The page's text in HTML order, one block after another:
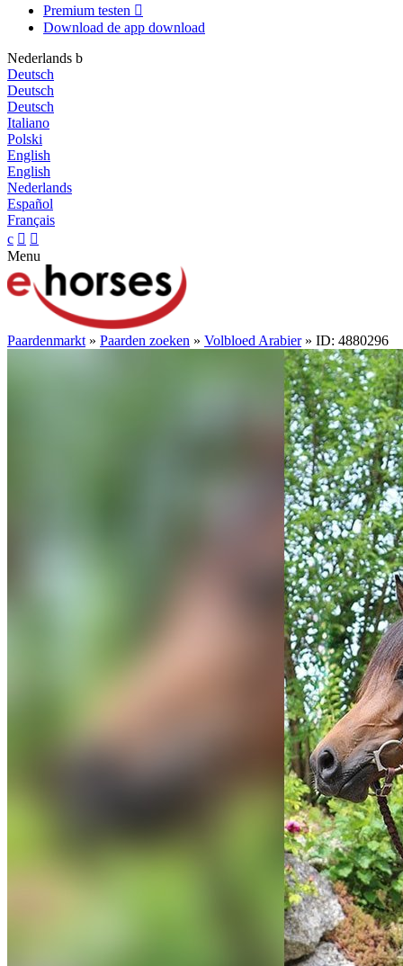
Premium testen 
Download de app download
Nederlands b
Deutsch
Deutsch
Deutsch
Italiano
Polski
English
English
Nederlands
Español
Français
c  
Menu
Paardenmarkt » Paarden zoeken » Volbloed Arabier» ID: 4880296